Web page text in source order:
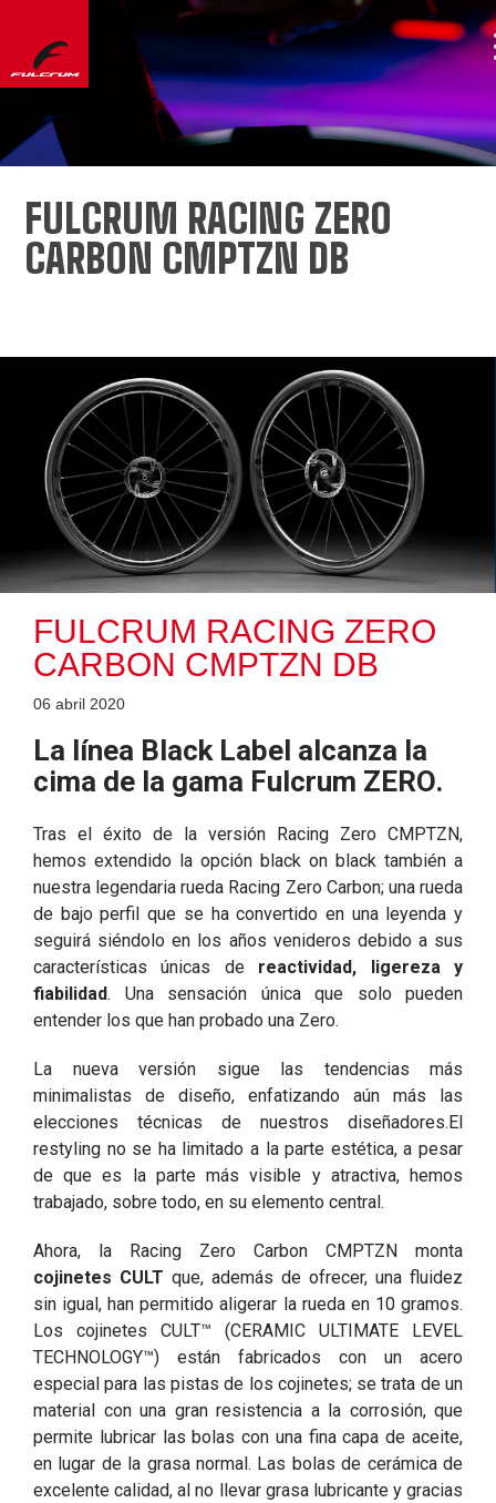
FULCRUM RACING ZERO
CARBON CMPTZN DB
FULCRUM RACING ZERO
CARBON CMPTZN DB
06 abril 2020
La línea Black Label alcanza la
cima de la gama Fulcrum ZERO.
Tras el éxito de la versión Racing Zero CMPTZN,
hemos extendido la opción black on black también a
nuestra legendaria rueda Racing Zero Carbon; una rueda
de bajo perfil que se ha convertido en una leyenda y
seguirá siéndolo en los años venideros debido a sus
características únicas de reactividad, ligereza y
fiabilidad. Una sensación única que solo pueden
entender los que han probado una Zero.
La nueva versión sigue las tendencias más
minimalistas de diseño, enfatizando aún más las
elecciones técnicas de nuestros diseñadores.El
restyling no se ha limitado a la parte estética, a pesar
de que es la parte más visible y atractiva, hemos
trabajado, sobre todo, en su elemento central.
Ahora, la Racing Zero Carbon CMPTZN monta
cojinetes CULT que, además de ofrecer, una fluidez
sin igual, han permitido aligerar la rueda en 10 gramos.
Los cojinetes CULT™ (CERAMIC ULTIMATE LEVEL
TECHNOLOGY™) están fabricados con un acero
especial para las pistas de los cojinetes; se trata de un
material con una gran resistencia a la corrosión, que
permite lubricar las bolas con una fina capa de aceite,
en lugar de la grasa normal. Las bolas de cerámica de
excelente calidad, al no llevar grasa lubricante y gracias